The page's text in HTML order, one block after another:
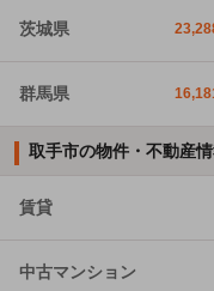
茨城県
群馬県
取手市の物件・不動産
賃貸
中古マンション